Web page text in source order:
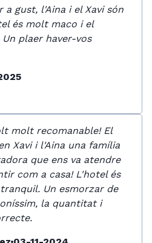
a gust, l'Aina i el Xavi són
és molt maco i el
plaer haver-vos
molt recomanable! El
Xavi i l'Aina una família
que ens va atendre
com a casa! L'hotel és
Un esmorzar de
la quantitat i